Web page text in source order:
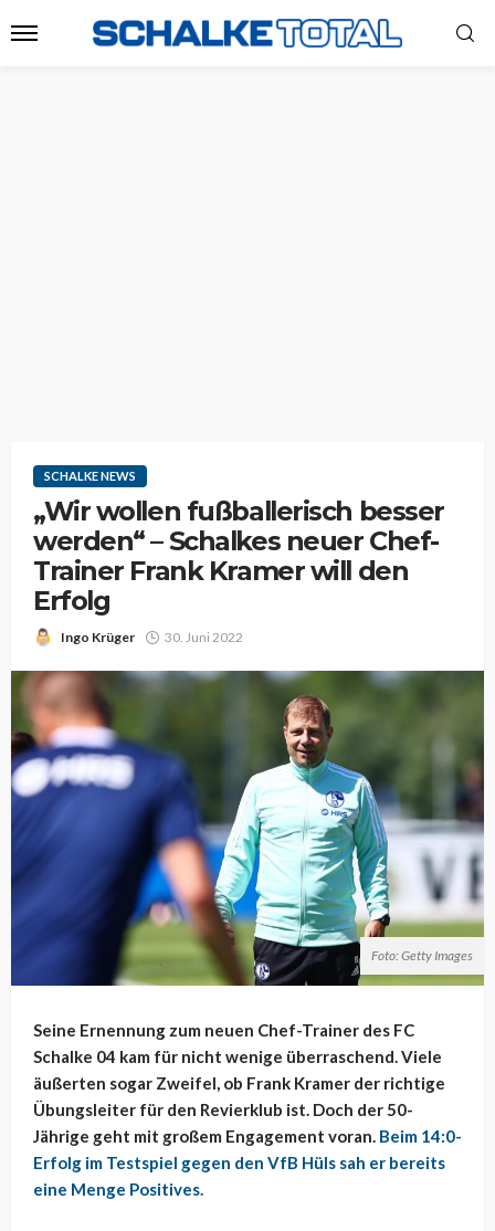
SCHALKE NEWS
„Wir wollen fußballerisch besser
werden“ – Schalkes neuer Chef-
Trainer Frank Kramer will den
Erfolg
Ingo Krüger 30. Juni 2022
Foto: Getty Images
Seine Ernennung zum neuen Chef-Trainer des FC
Schalke 04 kam für nicht wenige überraschend. Viele
äußerten sogar Zweifel, ob Frank Kramer der richtige
Übungsleiter für den Revierklub ist. Doch der 50-
Jährige geht mit großem Engagement voran. Beim 14:0-
Erfolg im Testspiel gegen den VfB Hüls sah er bereits
eine Menge Positives.